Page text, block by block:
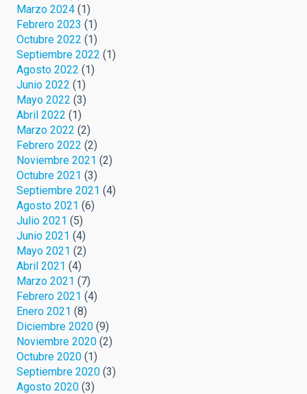
Marzo 2024 (1)
Febrero 2023 (1)
Octubre 2022 (1)
Septiembre 2022 (1)
Agosto 2022 (1)
Junio 2022 (1)
Mayo 2022 (3)
Abril 2022 (1)
Marzo 2022 (2)
Febrero 2022 (2)
Noviembre 2021 (2)
Octubre 2021 (3)
Septiembre 2021 (4)
Agosto 2021 (6)
Julio 2021 (5)
Junio 2021 (4)
Mayo 2021 (2)
Abril 2021 (4)
Marzo 2021 (7)
Febrero 2021 (4)
Enero 2021 (8)
Diciembre 2020 (9)
Noviembre 2020 (2)
Octubre 2020 (1)
Septiembre 2020 (3)
Agosto 2020 (3)